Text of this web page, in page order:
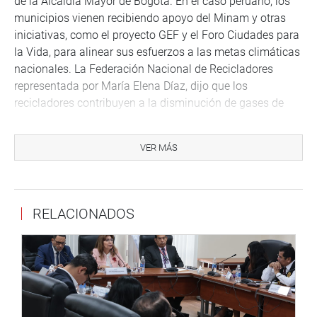
municipios vienen recibiendo apoyo del Minam y otras
iniciativas, como el proyecto GEF y el Foro Ciudades para
la Vida, para alinear sus esfuerzos a las metas climáticas
nacionales. La Federación Nacional de Recicladores
representada por María Elena Díaz, dijo que los
recicladores contribuyen a la disminución de gases de
quemados informalmente; o que terminarían en los
rellenos sanitarios ahorrando costos operacionales y
impulsar la acción climática local. Entre ellas figuran, la
necesidad de un trabajo conjunto, articulado, multinivel y
multisectorial; el financiamiento climático, impulsar
políticas climáticas basadas en evidencia y una
comunicación efectiva con los actores locales. Del mismo
modo, se señaló que se requiere involucrar a actores
VER MÁS
RELACIONADOS